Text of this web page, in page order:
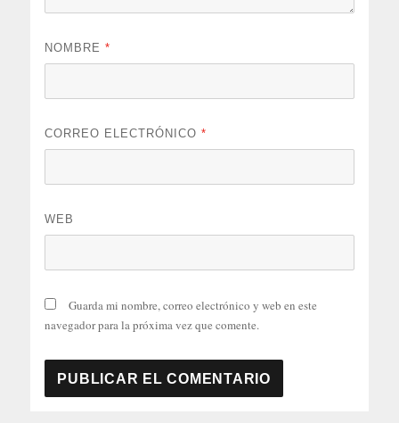
NOMBRE*
CORREO ELECTRÓNICO*
WEB
Guarda mi nombre, correo electrónico y web en este
navegador para la próxima vez que comente.